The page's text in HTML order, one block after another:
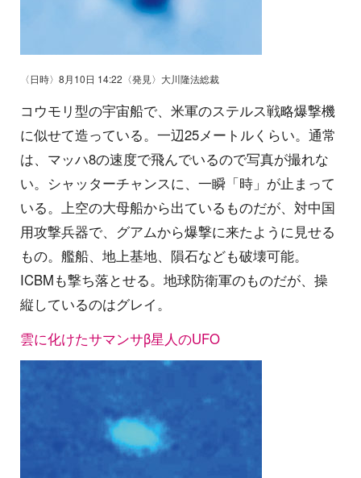
〈日時〉8月10日 14:22〈発見〉大川隆法総裁
コウモリ型の宇宙船で、米軍のステルス戦略爆撃機
に似せて造っている。一辺25メートルくらい。通常
は、マッハ8の速度で飛んでいるので写真が撮れな
い。シャッターチャンスに、一瞬「時」が止まって
いる。上空の大母船から出ているものだが、対中国
用攻撃兵器で、グアムから爆撃に来たように見せる
もの。艦船、地上基地、隕石なども破壊可能。
ICBMも撃ち落とせる。地球防衛軍のものだが、操
縦しているのはグレイ。
雲に化けたサマンサβ星人のUFO